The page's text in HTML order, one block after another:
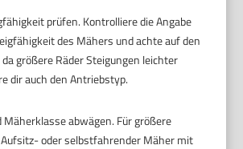
prüfen. Kontrolliere die Angabe
des Mähers und achte auf den
größere Räder Steigungen leichter
dir auch den Antriebstyp.
Mäherklasse abwägen. Für größere
oder selbstfahrender Mäher mit